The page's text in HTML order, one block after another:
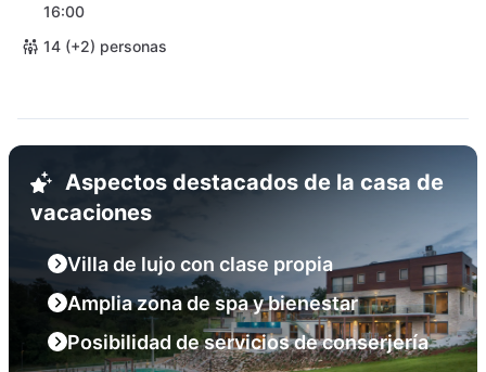
16:00
14 (+2) personas
Aspectos destacados de la casa de
vacaciones
Villa de lujo con clase propia
Amplia zona de spa y bienestar
Posibilidad de servicios de conserjería